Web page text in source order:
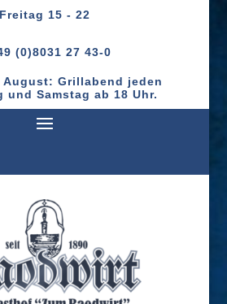
Freitag 15 - 22
(0)8031 27 43-0
August: Grillabend jeden
und Samstag ab 18 Uhr.